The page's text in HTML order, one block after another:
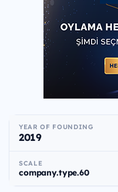
YEAR OF FOUNDING
2019
SCALE
company.type.60